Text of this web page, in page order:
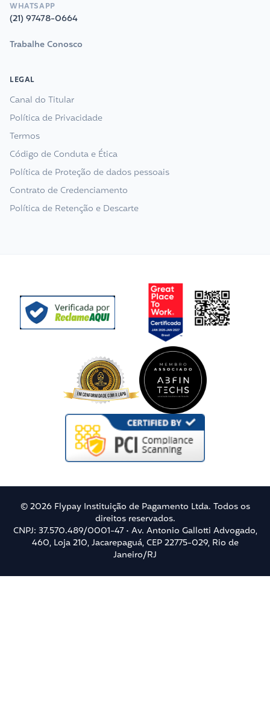
WHATSAPP
(21) 97478-0664
Trabalhe Conosco
LEGAL
Canal do Titular
Política de Privacidade
Termos
Código de Conduta e Ética
Política de Proteção de dados pessoais
Contrato de Credenciamento
Política de Retenção e Descarte
© 2026 Flypay Instituição de Pagamento Ltda. Todos os
direitos reservados.
CNPJ: 37.570.489/0001-47 • Av. Antonio Gallotti Advogado,
460, Loja 210, Jacarepaguá, CEP 22775-029, Rio de
Janeiro/RJ